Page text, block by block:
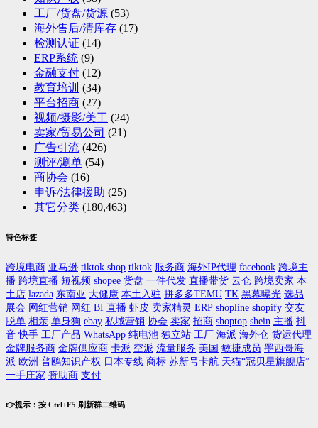
工厂/货盘/货源 (53)
海外售后/清库存 (17)
检测认证 (14)
ERP系统 (9)
金融支付 (12)
教育培训 (34)
平台招商 (27)
视频/摄影/美工 (24)
卖家/贸易公司 (21)
广告引流 (426)
测评/涮单 (54)
商协会 (16)
申诉/法律援助 (25)
其它分类 (180,463)
特色标签
跨境电商 亚马逊 tiktok shop tiktok 服务商 海外IP代理 facebook 跨境主
播 跨境直播 短视频 shopee 货盘 一件代发 直播带货 云仓 跨境卖家 本
土店 lazada 东南亚 大健康 本土入驻 拼多多TEMU TK 黑幕曝光 选品
展会 网红营销 网红 BI 直播 虾皮 卖家精灵 ERP shopline shopify 交友
脱单 相亲 单身狗 ebay 私域营销 协会 卖家 招商 shoptop shein 主播 抖
音 快手 工厂产品 WhatsApp 纯电池 独立站 工厂 海派 海外仓 货运代理
金牌服务商 金牌供应商 卡派 空派 流量服务 美国 敏捷成员 墨西哥海
派 欧洲 普鸥知识产权 日本专线 商标 苏新号卡航 天猫“冠贝星旗舰店”
一手庄家 赞助商 支付
👉提示：按 Ctrl+F5 刷新群二维码